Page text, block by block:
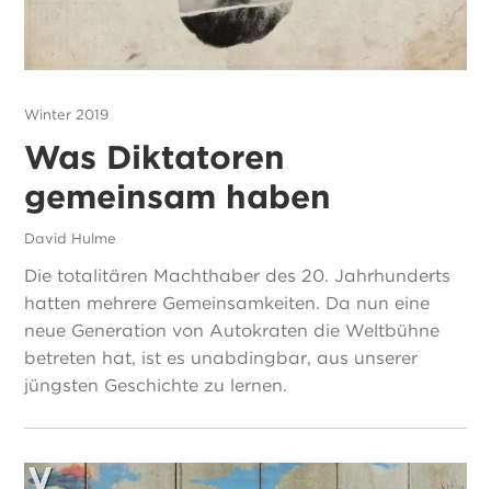
Winter 2019
Was Diktatoren
gemeinsam haben
David Hulme
Die totalitären Machthaber des 20. Jahrhunderts
hatten mehrere Gemeinsamkeiten. Da nun eine
neue Generation von Autokraten die Weltbühne
betreten hat, ist es unabdingbar, aus unserer
jüngsten Geschichte zu lernen.